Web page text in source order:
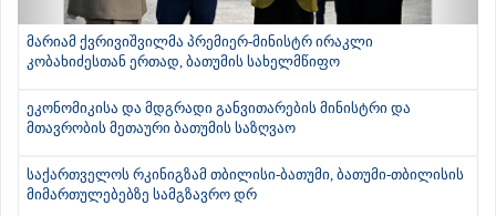
მარიამ ქვრივიშვილმა პრემიერ-მინისტრ ირაკლი
კობახიძესთან ერთად, ბათუმის სახელმწიფო
ეკონომიკისა და მდგრადი განვითარების მინისტრი და
მთავრობის მეთაური ბათუმის საზღვაო
საქართველოს რკინიგზამ თბილისი-ბათუმი, ბათუმი-თბილისის
მიმართულებებზე სამგზავრო დრ